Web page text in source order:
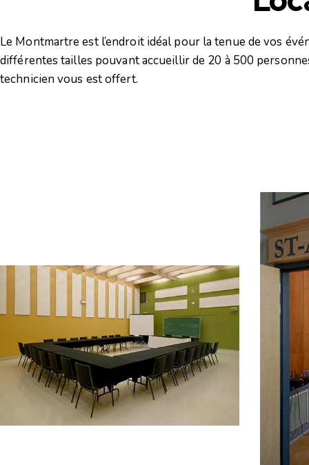
Le Montmartre est l’endroit idéal pour la tenue de vos
différentes tailles pouvant accueillir de 20 à 500
technicien vous est offert.